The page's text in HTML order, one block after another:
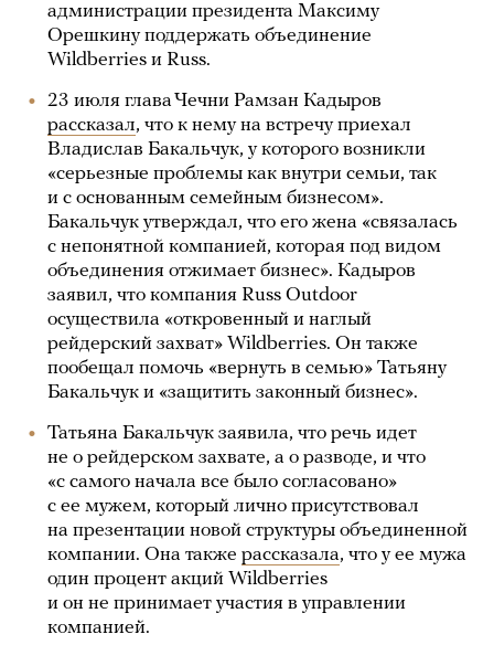
администрации президента Максиму
Орешкину поддержать объединение
Wildberries и Russ.
23 июля глава Чечни Рамзан Кадыров
рассказал, что к нему на встречу приехал
Владислав Бакальчук, у которого возникли
«серьезные проблемы как внутри семьи, так
и с основанным семейным бизнесом».
Бакальчук утверждал, что его жена «связалась
с непонятной компанией, которая под видом
объединения отжимает бизнес». Кадыров
заявил, что компания Russ Outdoor
осуществила «откровенный и наглый
рейдерский захват» Wildberries. Он также
пообещал помочь «вернуть в семью» Татьяну
Бакальчук и «защитить законный бизнес».
Татьяна Бакальчук заявила, что речь идет
не о рейдерском захвате, а о разводе, и что
«с самого начала все было согласовано»
с ее мужем, который лично присутствовал
на презентации новой структуры объединенной
компании. Она также рассказала, что у ее мужа
один процент акций Wildberries
и он не принимает участия в управлении
компанией.